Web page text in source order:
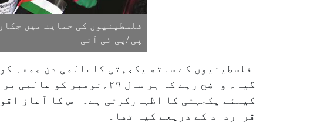
فلسطینیوں کی حمایت میں
پی /پی ٹی آئی
فلسطینیوں کے ساتھ یکجہتی کاعالمی دن جمعہ
گیا۔ واضح رہے کہ ہر سال
قرارداد کے ذریعے کیا تھا۔